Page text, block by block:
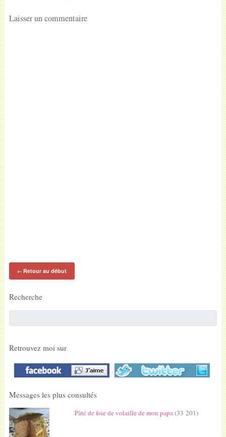
Laisser un commentaire
←Retour au début
Recherche
Retrouvez moi sur
Messages les plus consultés
Pâté de foie de volaille de mon papa(33 201)